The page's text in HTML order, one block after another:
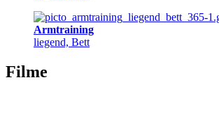
Armtraining
liegend, Bett
Filme